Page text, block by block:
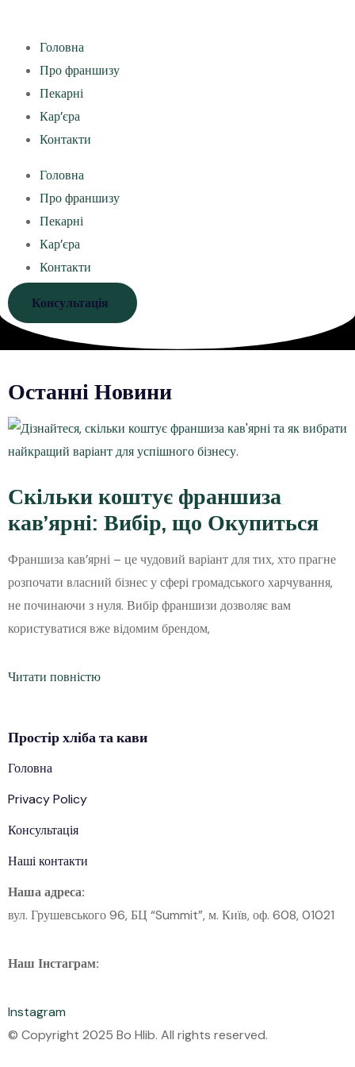
Головна
Про франшизу
Пекарні
Кар’єра
Контакти
Головна
Про франшизу
Пекарні
Кар’єра
Контакти
Консультація
Останні Новини
Скільки коштує франшиза
кав’ярні: Вибір, що Окупиться
Франшиза кав’ярні – це чудовий варіант для тих, хто прагне
розпочати власний бізнес у сфері громадського харчування,
не починаючи з нуля. Вибір франшизи дозволяє вам
користуватися вже відомим брендом,
Читати повністю
Простірхлібата кави
Головна
Privacy Policy
Консультація
Наші контакти
Наша адреса:
вул. Грушевського 96, БЦ “Summit”, м. Київ, оф. 608, 01021
Наш Інстаграм:
Instagram
© Copyright 2025 Bo Hlib. All rights reserved.